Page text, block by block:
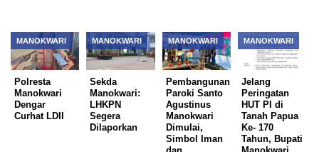
MANOKWARI
Polresta
Manokwari
Dengar
Curhat LDII
MANOKWARI
Sekda
Manokwari:
LHKPN
Segera
Dilaporkan
MANOKWARI
Pembangunan
Paroki Santo
Agustinus
Manokwari
Dimulai,
Simbol Iman
MANOKWARI
Jelang
Peringatan
HUT PI di
Tanah Papua
Ke- 170
Tahun, Bupati